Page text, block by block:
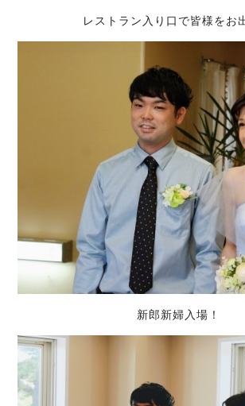
レストラン入り口で皆様をお
新郎新婦入場！